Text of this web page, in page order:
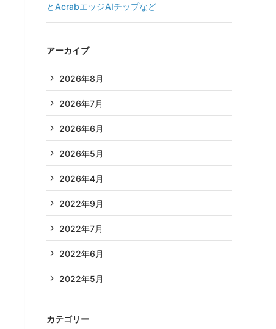
とAcrabエッジAIチップなど
アーカイブ
2026年8月
2026年7月
2026年6月
2026年5月
2026年4月
2022年9月
2022年7月
2022年6月
2022年5月
カテゴリー